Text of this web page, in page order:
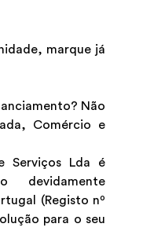
marque já
Não
Comércio e
Serviços Lda é
devidamente
(Registo nº
para o seu